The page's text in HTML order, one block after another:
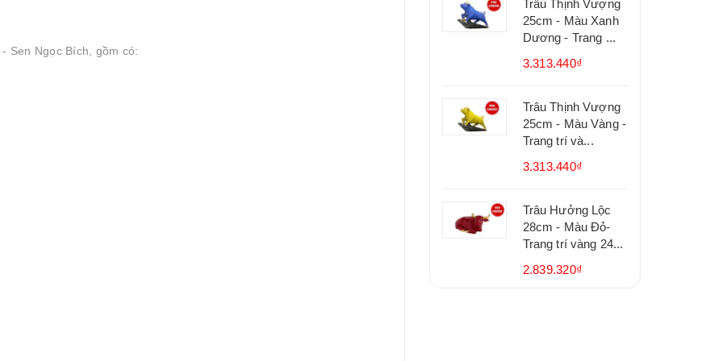
Sen Ngọc Bích, gồm có:
Trâu Thịnh Vượng
25cm - Màu Xanh
Dương - Trang ...
3.313.440₫
Trâu Thịnh Vượng
25cm - Màu Vàng -
Trang trí và...
3.313.440₫
Trâu Hưởng Lộc
28cm - Màu Đỏ-
Trang trí vàng 24...
2.839.320₫